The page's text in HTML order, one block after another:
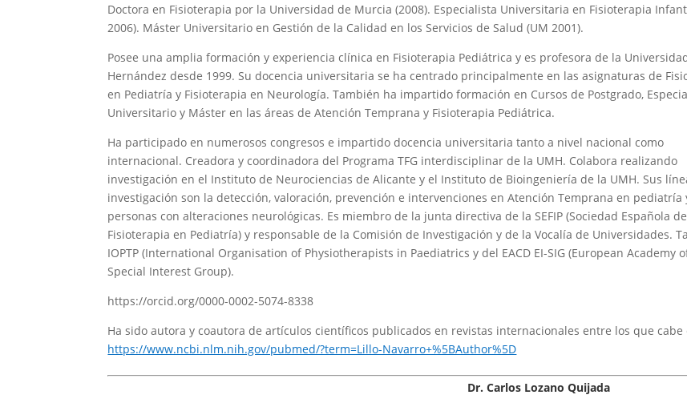
Doctora en Fisioterapia por la Universidad de Murcia (2008). Especialista Universitaria en Fisioterapia
2006). Máster Universitario en Gestión de la Calidad en los Servicios de Salud (UM 2001).
Posee una amplia formación y experiencia clínica en Fisioterapia Pediátrica y es profesora de la
Hernández desde 1999. Su docencia universitaria se ha centrado principalmente en las asignaturas de
en Pediatría y Fisioterapia en Neurología. También ha impartido formación en Cursos de Postgrado,
Universitario y Máster en las áreas de Atención Temprana y Fisioterapia Pediátrica.
Ha participado en numerosos congresos e impartido docencia universitaria tanto a nivel nacional como
internacional. Creadora y coordinadora del Programa TFG interdisciplinar de la UMH. Colabora realizando
investigación en el Instituto de Neurociencias de Alicante y el Instituto de Bioingeniería de la UMH. Sus
investigación son la detección, valoración, prevención e intervenciones en Atención Temprana en pediatría
personas con alteraciones neurológicas. Es miembro de la junta directiva de la SEFIP (Sociedad Española de
Fisioterapia en Pediatría) y responsable de la Comisión de Investigación y de la Vocalía de Universidades.
IOPTP (International Organisation of Physiotherapists in Paediatrics y del EACD EI-SIG (European
Special Interest Group).
https://orcid.org/0000-0002-5074-8338
Ha sido autora y coautora de artículos científicos publicados en revistas internacionales entre los que
https://www.ncbi.nlm.nih.gov/pubmed/?term=Lillo-Navarro+%5BAuthor%5D
Dr. Carlos Lozano Quijada